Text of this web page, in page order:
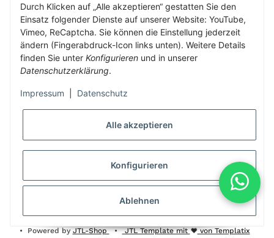
Inh.Herbert Schinnerl
Kirchdorf am Inn 5
4982 Kirchdorf am Inn
info@herbis-anglerladen.at
Alle Preise inklusive gesetzlicher Mwst., exklusive Versand- &
Servicekosten
•
Powered byJTL-Shop • JTL Template mit von Templatix
Durch Klicken auf „Alle akzeptieren“ gestatten Sie den
Einsatz folgender Dienste auf unserer Website: YouTube,
Vimeo, ReCaptcha. Sie können die Einstellung jederzeit
ändern (Fingerabdruck-Icon links unten). Weitere Details
finden Sie unter Konfigurieren und in unserer
Datenschutzerklärung.
Impressum Datenschutz
Alle akzeptieren
Konfigurieren
Ablehnen